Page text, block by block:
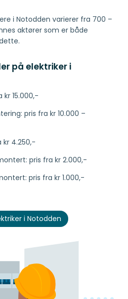
i Notodden varierer fra 700 –
aktører som er både
på elektriker i
kr 15.000,-
pris fra kr 10.000 –
kr 4.250,-
pris fra kr 2.000,-
pris fra kr 1.000,-
i Notodden